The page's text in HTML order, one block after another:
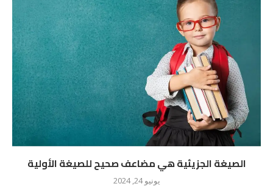
الصيغة الجزيئية هي مضاعف صحيح للصيغة الأولية
يونيو 24, 2024